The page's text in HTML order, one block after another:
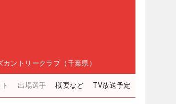
カントリークラブ（千葉県）
出場選手 概要など TV放送予定